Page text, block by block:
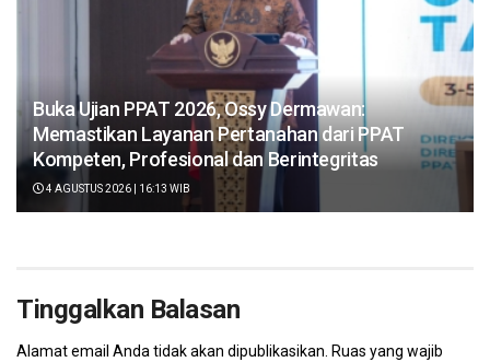
Buka Ujian PPAT 2026, Ossy Dermawan:
Memastikan Layanan Pertanahan dari PPAT
Kompeten, Profesional dan Berintegritas
4 AGUSTUS 2026 | 16:13 WIB
Tinggalkan Balasan
Alamat email Anda tidak akan dipublikasikan. Ruas yang wajib